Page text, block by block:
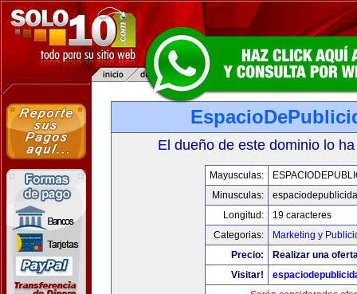
El dueño de este dominio lo
Mayusculas:
Minusculas:
Longitud:
19 caracteres
Categorias:
Marketing y
Precio:
Realizar una
Visitar!